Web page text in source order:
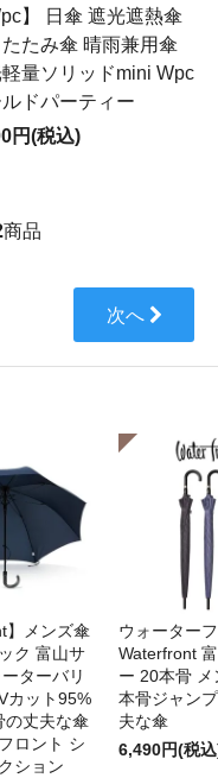
】 日傘 遮光遮熱傘
たみ傘 晴雨兼用傘
量ソリッドmini Wpc
ルドパーティー
円(税込)
商品
次へ
】メンズ傘
ク 富山サ
ターバリ
カット95%
の丈夫な傘
ロント シ
ション
ウォーター
Waterfront
ー 20本骨 メ
本骨ジャン
夫な傘
6,490円(税